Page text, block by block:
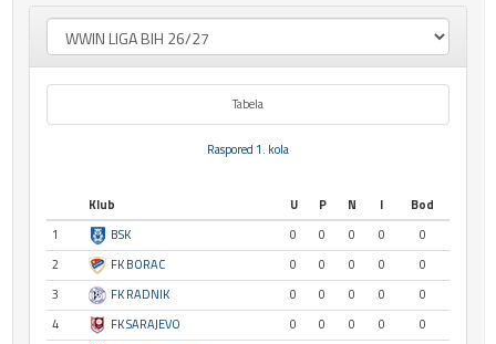
Tabela
Raspored 1. kola
Klub U P N I
Bod
1
BSK 0 0 0 0
0
2
FK BORAC 0 0 0 0
0
3
FK RADNIK 0 0 0 0
0
4
FK SARAJEVO 0 0 0 0
0